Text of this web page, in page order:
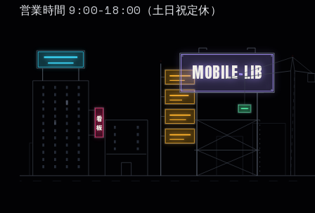
営業時間 9:00-18:00 （土日祝定休）
看板
MOBILE-LIB